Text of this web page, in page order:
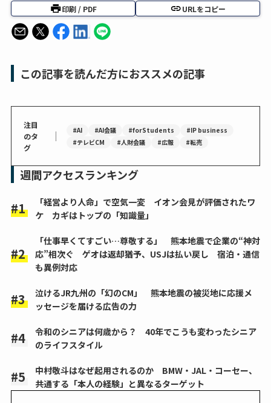
印刷 / PDF URLをコピー
この記事を読んだ方におススメの記事
注目
のタ
グ
｜ #AI #AI会議 #forStudents
#IP business
#テレビCM
#人財会議 #広報 #転売
週間アクセスランキング
「経営より人命」で空気一変 イオン会見が評価されたワ
ケ カギはトップの「知識量」
「仕事早くてすごい…尊敬する」 熊本地震で企業の“神対
応”相次ぐ ゲオは返却猶予、USJは払い戻し 宿泊・通信
も異例対応
泣けるJR九州の「幻のCM」 熊本地震の被災地に応援メ
ッセージを届ける広告の力
令和のシニアは何歳から？ 40年でこうも変わったシニア
のライフスタイル
中村敬斗はなぜ起用されるのか BMW・JAL・コーセー、
共通する「本人の経験」と異なるターゲット